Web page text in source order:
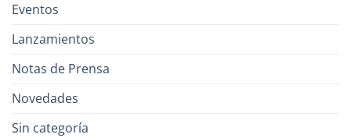
Eventos
Lanzamientos
Notas de Prensa
Novedades
Sin categoría